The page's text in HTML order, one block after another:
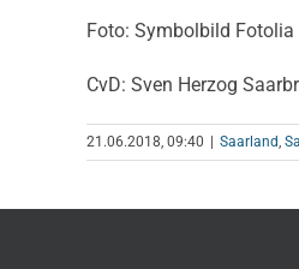
Foto: Symbolbild Fotolia
CvD: Sven Herzog
21.06.2018, 09:40 Saarland,